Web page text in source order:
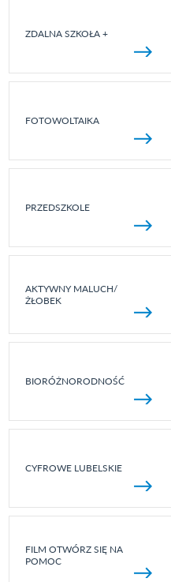
ZDALNA SZKOŁA +
FOTOWOLTAIKA
PRZEDSZKOLE
AKTYWNY MALUCH/
ŻŁOBEK
BIORÓŻNORODNOŚĆ
CYFROWE LUBELSKIE
FILM OTWÓRZ SIĘ NA
POMOC